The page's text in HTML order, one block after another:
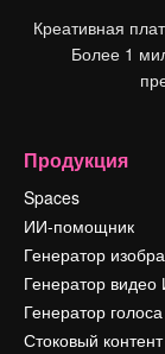
Креативная
Более 1
Продукция
Spaces
ИИ-помощник
Генератор
Генератор видео
Генератор
Стоковый контент